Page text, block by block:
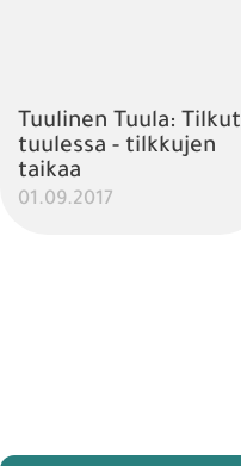
Tuulinen Tuula: Tilkut
tuulessa - tilkkujen
taikaa
01.09.2017